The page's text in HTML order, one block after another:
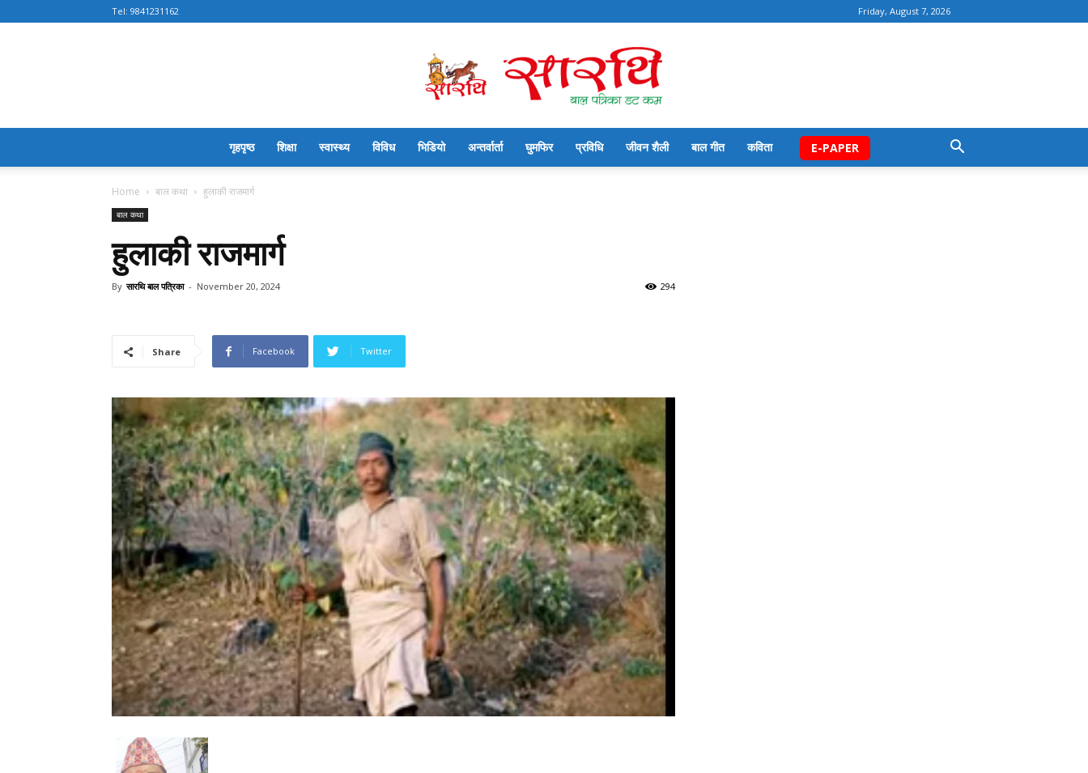
Friday, August 7, 2026
Tel: 9841231162
गृहपृष्ठ शिक्षा स्वास्थ्य विविध भिडियो अन्तर्वार्ता घुमफिर प्रविधि जीवन शैली बाल गीत कविता E-PAPER
Home बाल कथा हुलाकी राजमार्ग
बाल कथा
हुलाकी राजमार्ग
By सारथि बाल पत्रिका - November 20, 2024 294
Share Facebook Twitter